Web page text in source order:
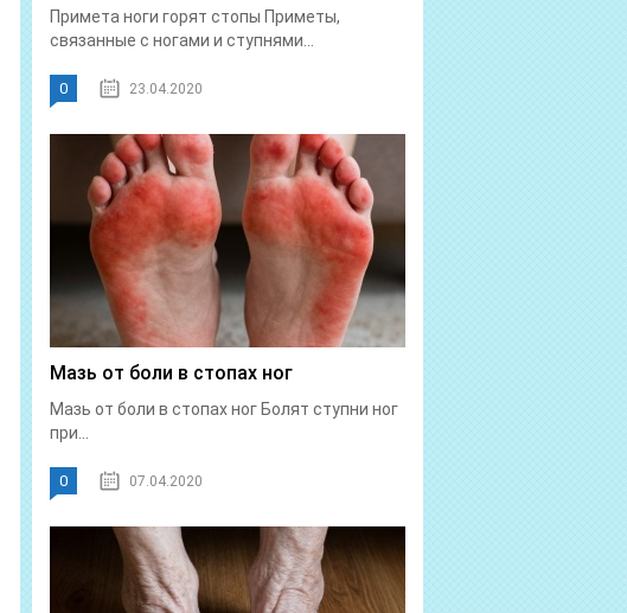
Примета ноги горят стопы Приметы,
связанные с ногами и ступнями...
0 23.04.2020
Мазь от боли в стопах ног
Мазь от боли в стопах ног Болят ступни ног
при...
0 07.04.2020